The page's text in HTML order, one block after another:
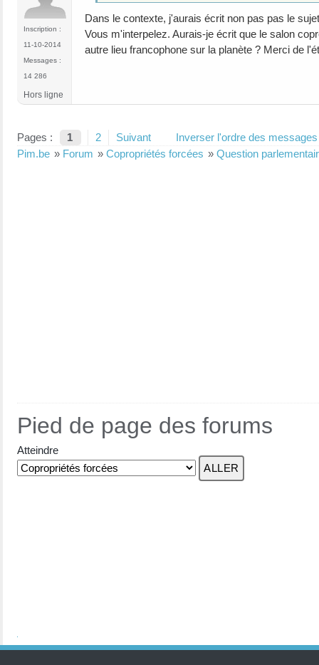
Inscription :
11-10-2014
Messages :
14 286
Dans le contexte, j'aurais écrit non pas pas le
Vous m'interpelez. Aurais-je écrit que le salon
autre lieu francophone sur la planète ? Merci de
Hors ligne
Pages : 1 2 Suivant
Inverser l'ordre des messages
Pim.be » Forum » Copropriétés forcées » Question
Pied de page des forums
Atteindre